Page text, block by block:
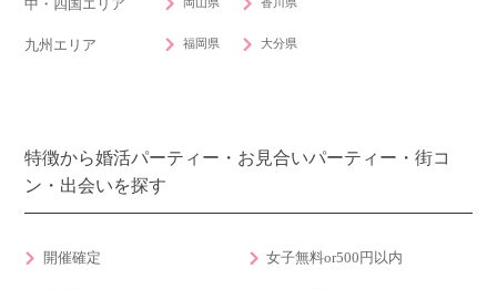
中・四国エリア
九州エリア 福岡県 大分県
特徴から婚活パーティー・お見合いパーティー・街コ
ン・出会いを探す
開催確定 女子無料or500円以内